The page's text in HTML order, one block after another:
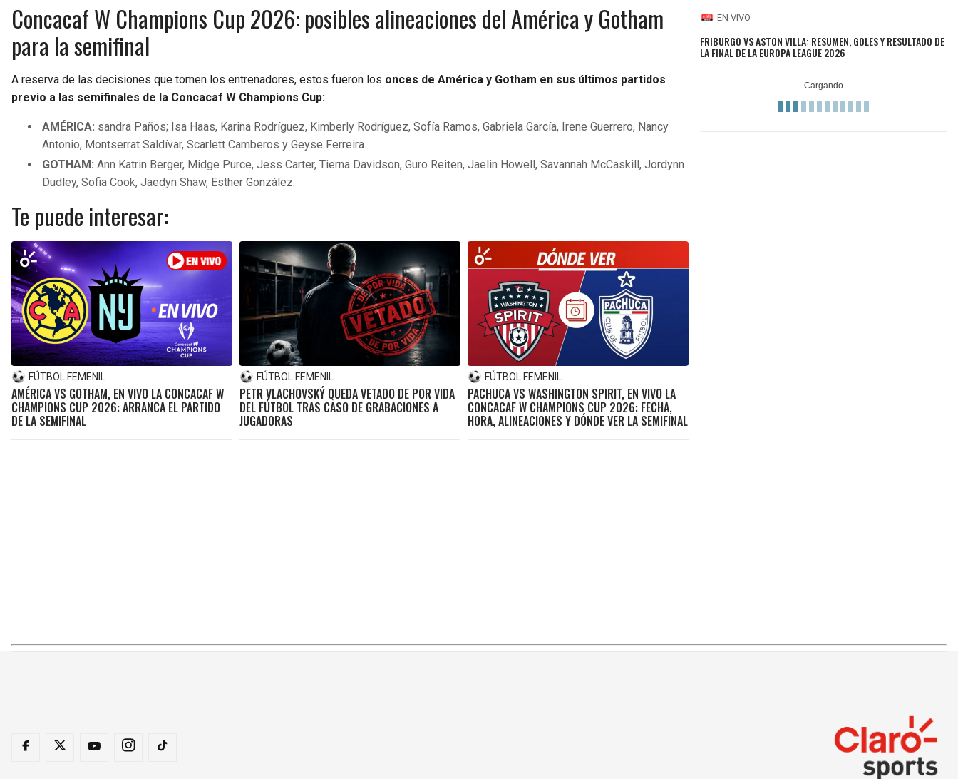
Concacaf W Champions Cup 2026: posibles alineaciones del América y Gotham
para la semifinal
A reserva de las decisiones que tomen los entrenadores, estos fueron los onces de América y Gotham en sus últimos partidos
previo a las semifinales de la Concacaf W Champions Cup:
AMÉRICA: sandra Paños; Isa Haas, Karina Rodríguez, Kimberly Rodríguez, Sofía Ramos, Gabriela García, Irene Guerrero, Nancy
Antonio, Montserrat Saldívar, Scarlett Camberos y Geyse Ferreira.
GOTHAM:Ann Katrin Berger, Midge Purce, Jess Carter, Tierna Davidson, Guro Reiten, Jaelin Howell, Savannah McCaskill, Jordynn
Dudley, Sofia Cook, Jaedyn Shaw, Esther González.
Te puede interesar:
FÚTBOL FEMENIL
AMÉRICA VS GOTHAM, EN VIVO LA CONCACAF W
CHAMPIONS CUP 2026: ARRANCA EL PARTIDO
DE LA SEMIFINAL
FÚTBOL FEMENIL
PETR VLACHOVSKÝ QUEDA VETADO DE POR VIDA
DEL FÚTBOL TRAS CASO DE GRABACIONES A
JUGADORAS
FÚTBOL FEMENIL
PACHUCA VS WASHINGTON SPIRIT, EN VIVO LA
CONCACAF W CHAMPIONS CUP 2026: FECHA,
HORA, ALINEACIONES Y DÓNDE VER LA SEMIFINAL
EN VIVO
FRIBURGO VS ASTON VILLA: RESUMEN, GOLES Y RESULTADO DE
LA FINAL DE LA EUROPA LEAGUE 2026